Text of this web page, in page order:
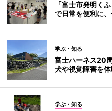
「富士市発明く
で日常を便利に
学ぶ・知る
富士ハーネス20
犬や視覚障害を
学ぶ・知る